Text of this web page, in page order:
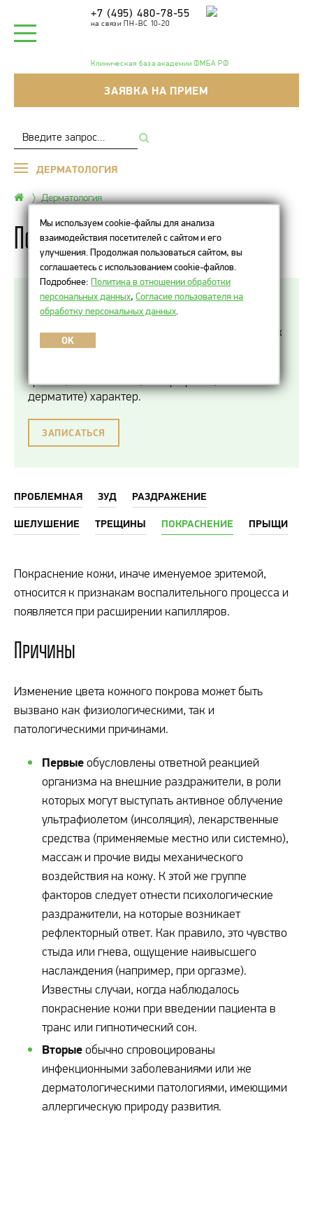
+7 (495) 480-78-55
на связи ПН-ВС 10-20
Клиническая база академии ФМБА РФ
ЗАЯВКА НА ПРИЕМ
ДЕРМАТОЛОГИЯ
Дерматология
Покраснение кожи
Покраснение кожи (эритема) — это визуальное
проявление локального расширения
капилляров дермы в ответ на усиленный приток
крови. В зависимости от причин и глубины
травме) или стойкий (как при розацеа или
дерматите) характер.
ЗАПИСАТЬСЯ
ПРОБЛЕМНАЯ ЗУД РАЗДРАЖЕНИЕ
ШЕЛУШЕНИЕ ТРЕЩИНЫ ПОКРАСНЕНИЕ ПРЫЩИ
Покраснение кожи, иначе именуемое эритемой,
относится к признакам воспалительного процесса и
появляется при расширении капилляров.
Причины
Изменение цвета кожного покрова может быть
вызвано как физиологическими, так и
патологическими причинами.
Первые обусловлены ответной реакцией
организма на внешние раздражители, в роли
которых могут выступать активное облучение
ультрафиолетом (инсоляция), лекарственные
средства (применяемые местно или системно),
массаж и прочие виды механического
воздействия на кожу. К этой же группе
факторов следует отнести психологические
раздражители, на которые возникает
рефлекторный ответ. Как правило, это чувство
стыда или гнева, ощущение наивысшего
наслаждения (например, при оргазме).
Известны случаи, когда наблюдалось
покраснение кожи при введении пациента в
транс или гипнотический сон.
Вторые обычно спровоцированы
инфекционными заболеваниями или же
дерматологическими патологиями, имеющими
аллергическую природу развития.
Мы используем cookie-файлы для анализа
взаимодействия посетителей с сайтом и его
улучшения. Продолжая пользоваться сайтом, вы
соглашаетесь с использованием cookie-файлов.
Подробнее:Политика в отношении обработки
персональных данных,Согласие пользователя на
обработку персональных данных
OK